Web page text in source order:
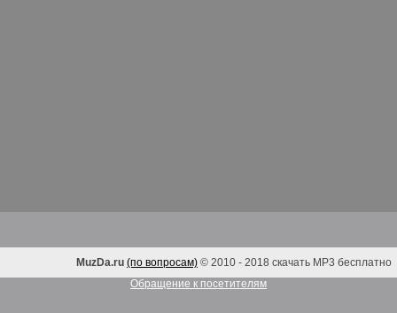
MuzDa.ru (по вопросам) © 2010 - 2018 скачать MP3 бесплатно
Обращение к посетителям